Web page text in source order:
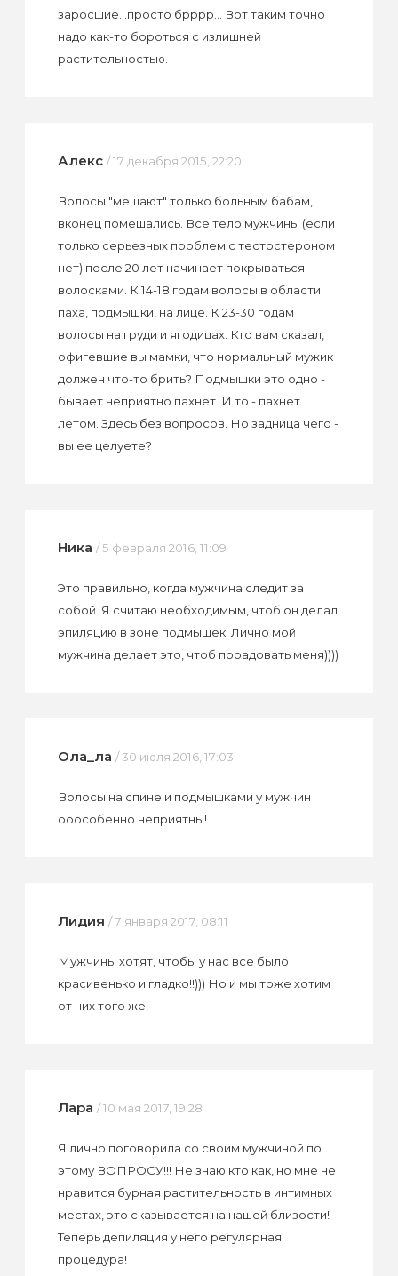
заросшие...просто брррр... Вот таким точно
надо как-то бороться с излишней
растительностью.
Алекс / 17 декабря 2015, 22:20
Волосы "мешают" только больным бабам,
вконец помешались. Все тело мужчины (если
только серьезных проблем с тестостероном
нет) после 20 лет начинает покрываться
волосками. К 14-18 годам волосы в области
паха, подмышки, на лице. К 23-30 годам
волосы на груди и ягодицах. Кто вам сказал,
офигевшие вы мамки, что нормальный мужик
должен что-то брить? Подмышки это одно -
бывает неприятно пахнет. И то - пахнет
летом. Здесь без вопросов. Но задница чего -
вы ее целуете?
Ника / 5 февраля 2016, 11:09
Это правильно, когда мужчина следит за
собой. Я считаю необходимым, чтоб он делал
эпиляцию в зоне подмышек. Лично мой
мужчина делает это, чтоб порадовать меня))))
Ола_ла / 30 июля 2016, 17:03
Волосы на спине и подмышками у мужчин
ооособенно неприятны!
Лидия / 7 января 2017, 08:11
Мужчины хотят, чтобы у нас все было
красивенько и гладко!!))) Но и мы тоже хотим
от них того же!
Лара / 10 мая 2017, 19:28
Я лично поговорила со своим мужчиной по
этому ВОПРОСУ!!! Не знаю кто как, но мне не
нравится бурная растительность в интимных
местах, это сказывается на нашей близости!
Теперь депиляция у него регулярная
процедура!